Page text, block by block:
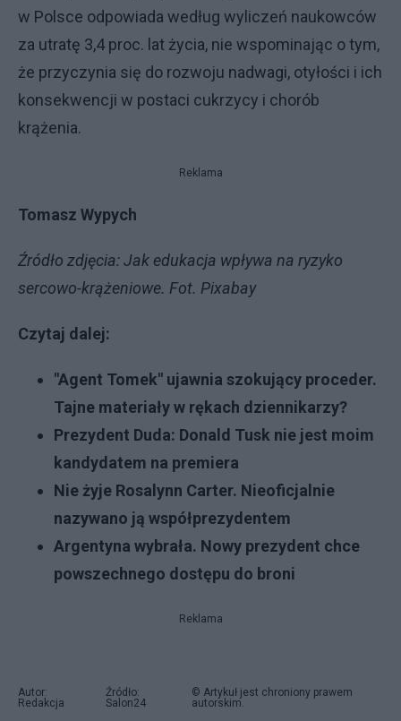
w Polsce odpowiada według wyliczeń naukowców
za utratę 3,4 proc. lat życia, nie wspominając o tym,
że przyczynia się do rozwoju nadwagi, otyłości i ich
konsekwencji w postaci cukrzycy i chorób
krążenia.
Reklama
Tomasz Wypych
Źródło zdjęcia: Jak edukacja wpływa na ryzyko
sercowo-krążeniowe. Fot. Pixabay
Czytaj dalej:
"Agent Tomek" ujawnia szokujący proceder.
Tajne materiały w rękach dziennikarzy?
Prezydent Duda: Donald Tusk nie jest moim
kandydatem na premiera
Nie żyje Rosalynn Carter. Nieoficjalnie
nazywano ją współprezydentem
Argentyna wybrała. Nowy prezydent chce
powszechnego dostępu do broni
Reklama
Autor:
Redakcja
Źródło:
Salon24
© Artykuł jest chroniony prawem
autorskim.